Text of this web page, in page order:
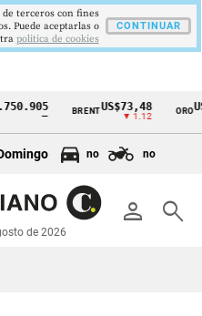
BRENT US$73,48
▼ 1.12
ORO
no no
person search
de 2026
terceros con fines
Puede aceptarlas o
politica de cookies
CONTINUAR